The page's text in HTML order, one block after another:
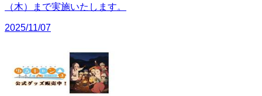
（木）まで実施いたします。
2025/11/07